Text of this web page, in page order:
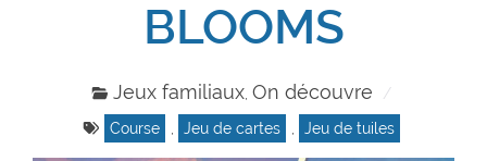
BLOOMS
Jeux familiaux,On découvre
Course , Jeu de cartes , Jeu de tuiles